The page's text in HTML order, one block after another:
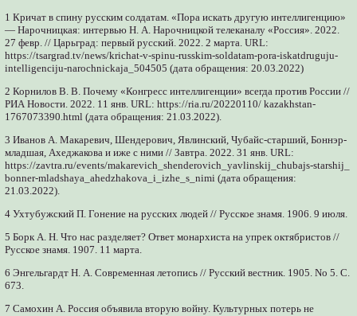
1 Кричат в спину русским солдатам. «Пора искать другую интеллигенцию»
— Нарочницкая: интервью Н. А. Нарочницкой телеканалу «Россия». 2022.
27 февр. // Царьград: первый русский. 2022. 2 марта. URL:
https://tsargrad.tv/news/krichat-v-spinu-russkim-soldatam-pora-iskatdruguju-
intelligenciju-narochnickaja_504505 (дата обращения: 20.03.2022)
2 Корнилов В. В. Почему «Конгресс интеллигенции» всегда против России //
РИА Новости. 2022. 11 янв. URL: https://ria.ru/20220110/ kazakhstan-
1767073390.html (дата обращения: 21.03.2022).
3 Иванов А. Макаревич, Шендерович, Явлинский, Чубайс-старший, Боннэр-
младшая, Ахеджакова и иже с ними // Завтра. 2022. 31 янв. URL:
https://zavtra.ru/events/makarevich_shenderovich_yavlinskij_chubajs-starshij_
bonner-mladshaya_ahedzhakova_i_izhe_s_nimi (дата обращения:
21.03.2022).
4 Ухтубужский П. Гонение на русских людей // Русское знамя. 1906. 9 июля.
5 Борк А. Н. Что нас разделяет? Ответ монархиста на упрек октябристов //
Русское знамя. 1907. 11 марта.
6 Энгельгардт Н. А. Современная летопись // Русский вестник. 1905. No 5. С.
673.
7 Самохин А. Россия объявила вторую войну. Культурных потерь не